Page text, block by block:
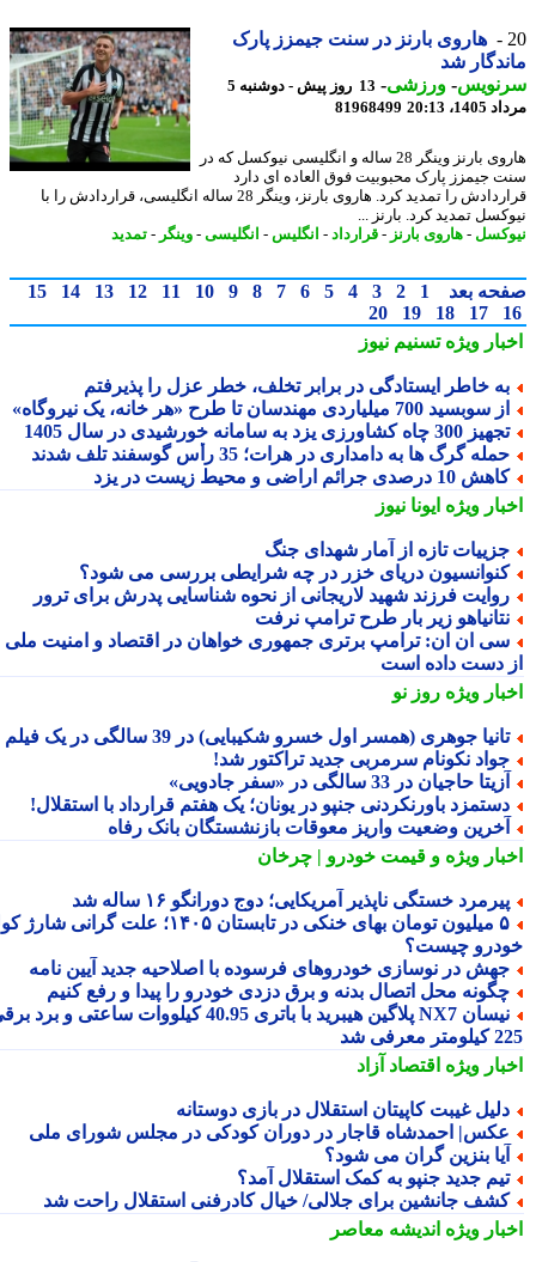
هاروی بارنز در سنت جیمزز پارک
شد
-ورزشی-
13 روز پیش - دوشنبه 5
20:13
81968499
هاروی بارنز وینگر 28 ساله و انگلیسی نیوکسل که در
جیمزز پارک محبوبیت فوق العاده ای دارد
قراردادش را تمدید کرد. هاروی بارنز، وینگر 28 ساله انگلیسی، قراردادش را با
تمدید کرد. بارنز ...
-هاروی بارنز - قرارداد -انگلیس-انگلیسی-وینگر-تمدید
بعد 1
2
3
4
5
6
7
8
9
10
11
12
13
14
15
17
18
19
20
ویژهتسنیم نیوز
خاطر ایستادگی در برابر تخلف، خطر عزل را پذیرفتم
700 میلیاردی مهندسان تا طرح «هر خانه، یک نیروگاه»
چاه کشاورزی یزد به سامانه خورشیدی در سال 1405
گرگ ها به دامداری در هرات؛ 35 رأس گوسفند تلف شدند
10 درصدی جرائم اراضی و محیط زیست در یزد
ویژهایونا نیوز
تازه از آمار شهدای جنگ
دریای خزر در چه شرایطی بررسی می شود؟
فرزند شهید لاریجانی از نحوه شناسایی پدرش برای ترور
زیر بار طرح ترامپ نرفت
ان ان: ترامپ برتری جمهوری خواهان در اقتصاد و امنیت ملی را
دست داده است
ویژهروز نو
جوهری (همسر اول خسرو شکیبایی) در 39 سالگی در یک فیلم
نکونام سرمربی جدید تراکتور شد!
حاجیان در 33 سالگی در «سفر جادویی»
باورنکردنی جنپو در یونان؛ یک هفتم قرارداد با استقلال!
وضعیت واریز معوقات بازنشستگان بانک رفاه
ویژهو قیمت خودرو | چرخان
خستگی ناپذیر آمریکایی؛ دوج دورانگو ۱۶ ساله شد
۵ میلیون تومان بهای خنکی در تابستان ۱۴۰۵؛ علت گرانی شارژ کولر
چیست؟
در نوسازی خودروهای فرسوده با اصلاحیه جدید آیین نامه
محل اتصال بدنه و برق دزدی خودرو را پیدا و رفع کنیم
نیسان NX7 پلاگین هیبرید با باتری 40.95 کیلووات ساعتی و برد برقی
ویژهاقتصاد آزاد
غیبت کاپیتان استقلال در بازی دوستانه
احمدشاه قاجار در دوران کودکی در مجلس شورای ملی
بنزین گران می شود؟
جدید جنپو به کمک استقلال آمد؟
جانشین برای جلالی/ خیال کادرفنی استقلال راحت شد
ویژهاندیشه معاصر